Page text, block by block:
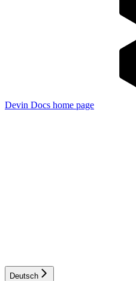
Devin Docs home page
Deutsch